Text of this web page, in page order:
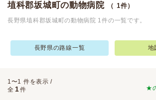
埴科郡坂城町の動物病院 （ 1件）
長野県埴科郡坂城町の動物病院 1件の一覧です。
長野県の路線一覧 地
★
1〜1 件を表示 /
全 1件